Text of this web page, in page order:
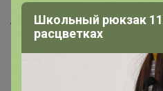
Анонсы
Новости
Школьный рюкзак
расцветках